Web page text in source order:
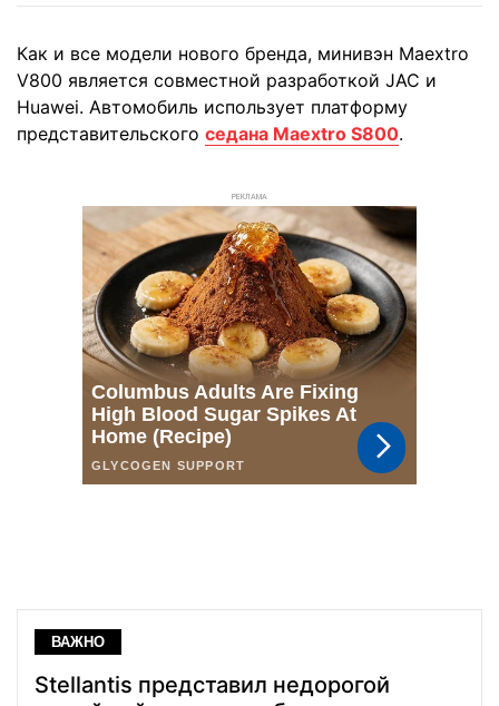
Как и все модели нового бренда, минивэн Maextro
V800 является совместной разработкой JAC и
Huawei. Автомобиль использует платформу
представительского седана Maextro S800.
РЕКЛАМА
ВАЖНО
Stellantis представил недорогой